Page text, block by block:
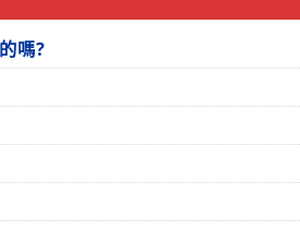
嗎?